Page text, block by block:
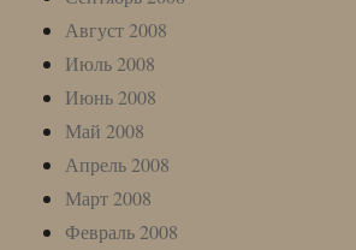
Август 2008
Июль 2008
Июнь 2008
Май 2008
Апрель 2008
Март 2008
Февраль 2008